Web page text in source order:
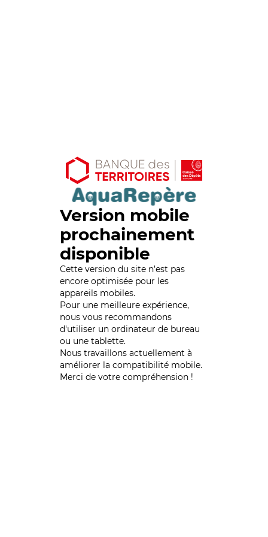
Version mobile
prochainement
disponible
Cette version du site n’est pas
encore optimisée pour les
appareils mobiles.
Pour une meilleure expérience,
nous vous recommandons
d'utiliser un ordinateur de bureau
ou une tablette.
Nous travaillons actuellement à
améliorer la compatibilité mobile.
Merci de votre compréhension !